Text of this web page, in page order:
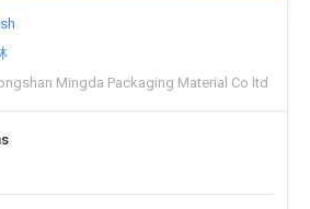
Mingda Packaging Material Co ltd